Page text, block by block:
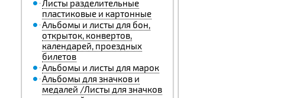
Листы разделительные
пластиковые и картонные
Альбомы и листы для бон,
открыток, конвертов,
календарей, проездных
билетов
Альбомы и листы для марок
Альбомы для значков и
медалей /Листы для значков